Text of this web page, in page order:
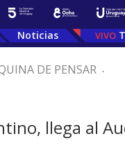
Noticias
DE PENSAR .
llega al